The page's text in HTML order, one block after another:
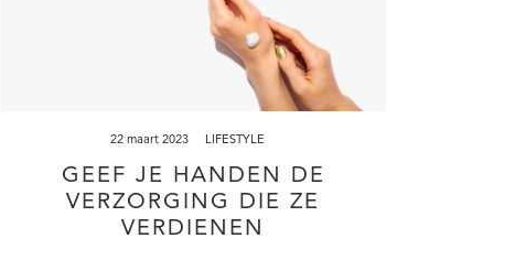
22 maart 2023 LIFESTYLE
GEEF JE HANDEN DE
VERZORGING DIE ZE
VERDIENEN